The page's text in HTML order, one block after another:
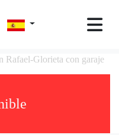
Rafael-Glorieta con garaje